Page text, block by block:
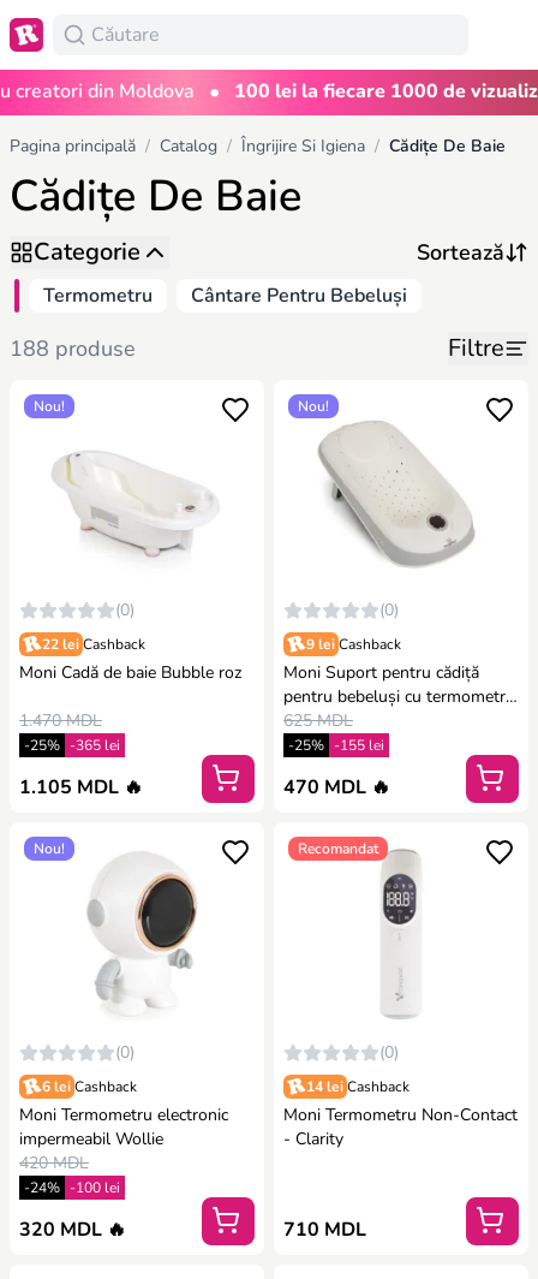
din Moldova • 100 lei la fiecare 1000 de vizualizări
Pagina principală / Catalog / Îngrijire Si Igiena / Cădițe De Baie
Cădițe De Baie
Categorie
Termometru Cântare Pentru Bebeluși
188 produse Filtre
Nou!
(0)
22 lei Cashback
Moni Cadă de baie Bubble roz
1.470 MDL
-25% -365 lei
1.105 MDL 🔥
Nou!
(0)
9 lei Cashback
Moni Suport pentru cădiță
pentru bebeluși cu termometru
Havana alb
625 MDL
-25% -155 lei
470 MDL 🔥
Nou!
(0)
6 lei Cashback
Moni Termometru electronic
impermeabil Wollie
420 MDL
-24% -100 lei
320 MDL 🔥
Recomandat
(0)
14 lei Cashback
Moni Termometru Non-Contact
- Clarity
710 MDL